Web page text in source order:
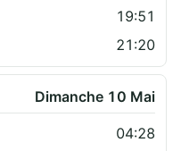
19:51
21:20
Dimanche 10 Mai
04:28